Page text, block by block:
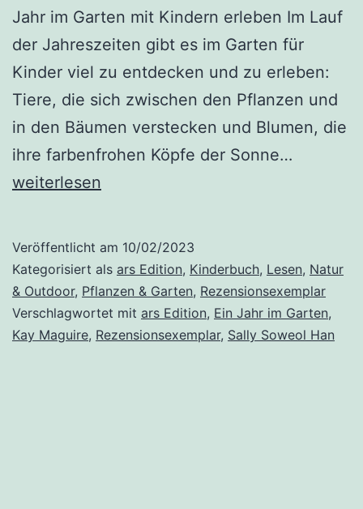
Jahr im Garten mit Kindern erleben Im Lauf
der Jahreszeiten gibt es im Garten für
Kinder viel zu entdecken und zu erleben:
Tiere, die sich zwischen den Pflanzen und
in den Bäumen verstecken und Blumen, die
ihre farbenfrohen Köpfe der Sonne…
von
Kay
Maguire,
Sally
weiterlesen
Veröffentlicht am 10/02/2023
Kategorisiert als ars Edition, Kinderbuch, Lesen, Natur
& Outdoor, Pflanzen & Garten, Rezensionsexemplar
Verschlagwortet mit ars Edition, Ein Jahr im Garten,
Kay Maguire, Rezensionsexemplar, Sally Soweol Han